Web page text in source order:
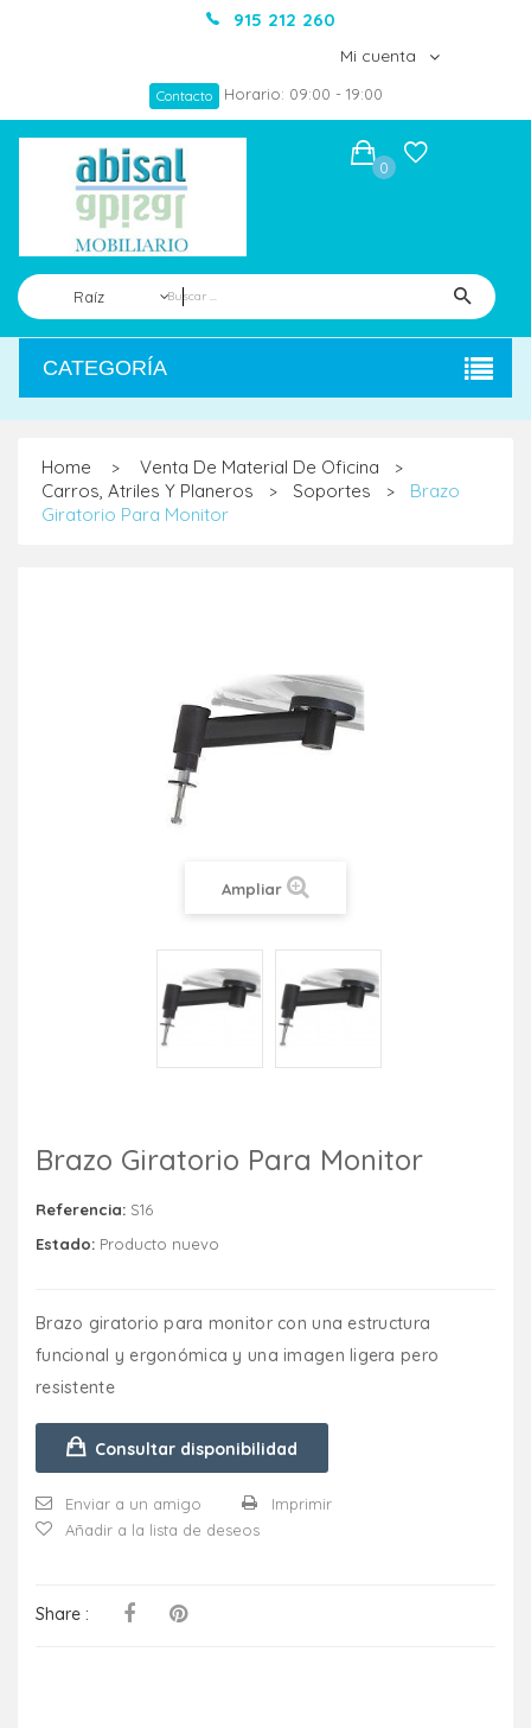
915 212 260
Mi cuenta
Contacto Horario: 09:00 - 19:00
Raíz
0
CATEGORÍA
Home > Venta De Material De Oficina >
Carros, Atriles Y Planeros > Soportes >
Brazo
Giratorio Para Monitor
Ampliar
Brazo Giratorio Para Monitor
Referencia: S16
Estado: Producto nuevo
Brazo giratorio para monitor con una estructura
funcional y ergonómica y una imagen ligera pero
resistente
Consultar disponibilidad
Enviar a un amigo
Imprimir
Añadir a la lista de deseos
Share :